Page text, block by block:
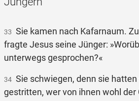
33 Sie kamen nach Kafarnaum.
fragte Jesus seine Jünger:
unterwegs gesprochen?«
34 Sie schwiegen, denn sie
gestritten, wer von ihnen wohl der